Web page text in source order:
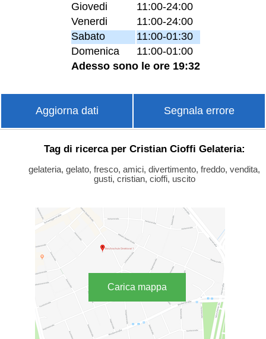
Giovedi
11:00-24:00
Venerdi
11:00-24:00
Sabato
11:00-01:30
Domenica
11:00-01:00
Adesso sono le ore 19:32
Aggiorna dati Segnala errore
Tag di ricerca per Cristian Cioffi Gelateria:
gelateria, gelato, fresco, amici, divertimento, freddo, vendita,
gusti, cristian, cioffi, uscito
Carica mappa